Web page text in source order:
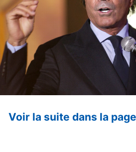
Voir la suite dans la